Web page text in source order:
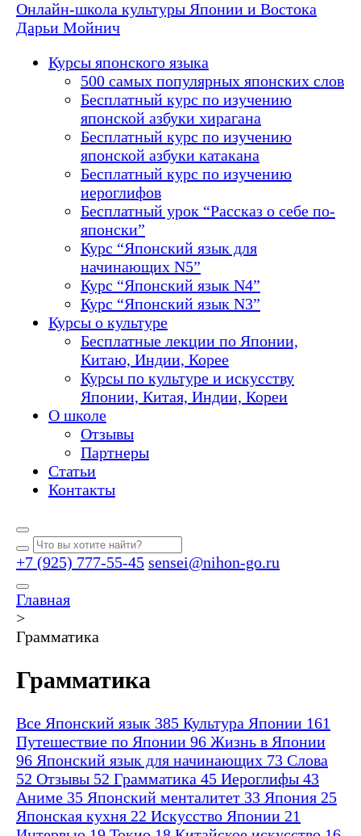
Онлайн-школа культуры Японии и Востока
Дарьи Мойнич
Курсы японского языка
500 самых популярных японских слов
Бесплатный курс по изучению
японской азбуки хирагана
Бесплатный курс по изучению
японской азбуки катакана
Бесплатный курс по изучению
иероглифов
Бесплатный урок “Рассказ о себе по-
японски”
Курс “Японский язык для
начинающих N5”
Курс “Японский язык N4”
Курс “Японский язык N3”
Курсы о культуре
Бесплатные лекции по Японии,
Китаю, Индии, Корее
Курсы по культуре и искусству
Японии, Китая, Индии, Кореи
О школе
Отзывы
Партнеры
Статьи
Контакты
+7 (925) 777-55-45 sensei@nihon-go.ru
Главная
>
Грамматика
Грамматика
Все Японский язык 385 Культура Японии 161
Путешествие по Японии 96 Жизнь в Японии
96 Японский язык для начинающих 73 Слова
52 Отзывы 52 Грамматика 45 Иероглифы 43
Аниме 35 Японский менталитет 33 Япония 25
Японская кухня 22 Искусство Японии 21